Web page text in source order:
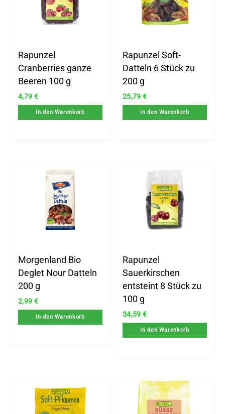
Rapunzel
Cranberries ganze
Beeren 100 g
4,79 €
In den Warenkorb
Rapunzel Soft-
Datteln 6 Stück zu
200 g
25,79 €
In den Warenkorb
Morgenland Bio
Deglet Nour Datteln
200 g
2,99 €
In den Warenkorb
Rapunzel
Sauerkirschen
entsteint 8 Stück zu
100 g
34,59 €
In den Warenkorb